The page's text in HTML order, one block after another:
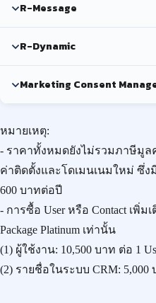
R-Message
R-Dynamic
Marketing Consent
หมายเหตุ:
- ราคาทั้งหมดยังไม่รวมภาษีมูล
ค่าติดตั้งและโดเมนเนมใหม่ ซึ่ง
600 บาทต่อปี
- การซื้อ User หรือ Contact เพิ่
Package Platinum เท่านั้น
(1) ผู้ใช้งาน: 10,500 บาท ต่อ 1
(2) รายชื่อในระบบ CRM: 5,000